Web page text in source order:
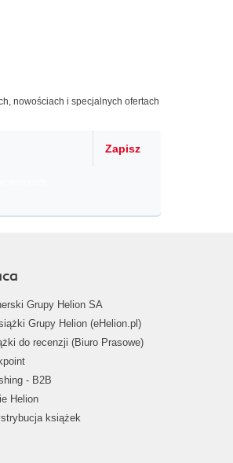
nowościach i specjalnych ofertach
Zapisz
Grupy Helion SA
Grupy Helion (eHelion.pl)
do recenzji (Biuro Prasowe)
- B2B
Helion
książek